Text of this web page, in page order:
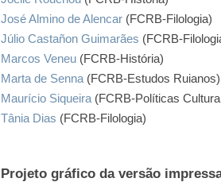
José Almino de Alencar (FCRB-Filologia)
Júlio Castañon Guimarães (FCRB-
Marcos Veneu (FCRB-História)
Marta de Senna (FCRB-Estudos Ruianos)
Maurício Siqueira (FCRB-Políticas
Tânia Dias (FCRB-Filologia)
Projeto gráfico da versão